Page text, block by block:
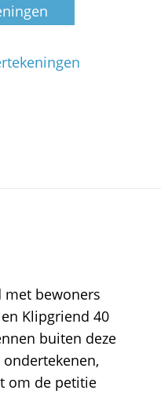
met bewoners
Klipgriend 40
buiten deze
om de petitie